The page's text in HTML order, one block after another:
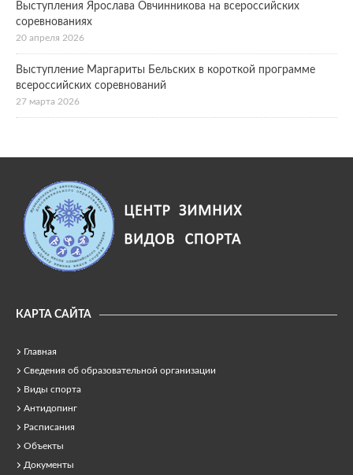
Выступления Ярослава Овчинникова на всероссийских
соревнованиях
20 апреля 2026
Выступление Маргариты Бельских в короткой программе
всероссийских соревнований
27 марта 2026
КАРТА САЙТА
Главная
Сведения об образовательной организации
Виды спорта
Антидопинг
Расписания
Объекты
Документы